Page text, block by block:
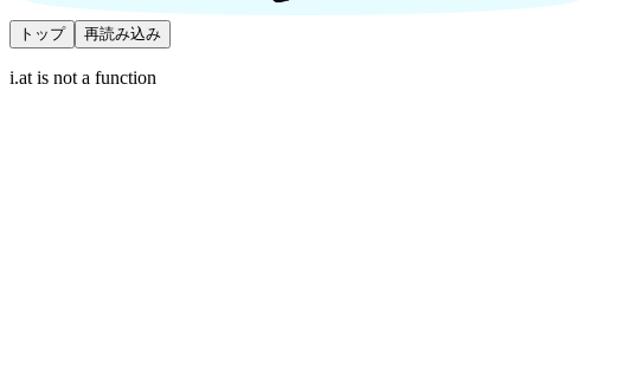
トップ 再読み込み
i.at is not a function